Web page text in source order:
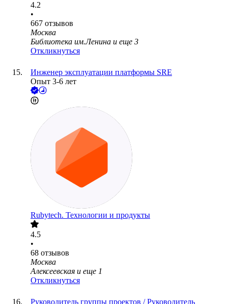
4.2
•
667 отзывов
Москва
Библиотека им.Ленина и еще 3
Откликнуться
Инженер эксплуатации платформы SRE
Опыт 3-6 лет
Rubytech. Технологии и продукты
4.5
•
68 отзывов
Москва
Алексеевская и еще 1
Откликнуться
Руководитель группы проектов / Руководитель